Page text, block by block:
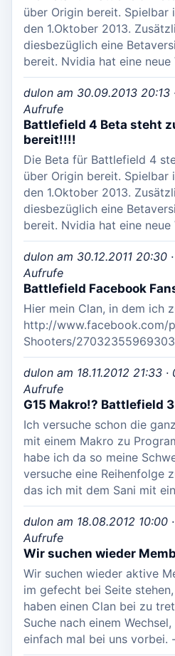
über Origin bereit. Spielbar
den 1.Oktober 2013.
diesbezüglich eine
bereit. Nvidia hat eine neue
dulon am 30.09.2013 20:13
Aufrufe
Battlefield 4 Beta steht
bereit!!!!
Die Beta für Battlefield 4
über Origin bereit. Spielbar
den 1.Oktober 2013.
diesbezüglich eine
bereit. Nvidia hat eine neue
dulon am 30.12.2011 20:30
Aufrufe
Battlefield Facebook
Hier mein Clan, in dem ich
http://www.facebook.com/
Shooters/
dulon am 18.11.2012 21:33
Aufrufe
G15 Makro!? Battlefield 3
Ich versuche schon die
mit einem Makro zu
habe ich da so meine
versuche eine Reihenfolge
das ich mit dem Sani mit
dulon am 18.08.2012 10:00
Aufrufe
Wir suchen wieder
Wir suchen wieder aktive
im gefecht bei Seite
haben einen Clan bei zu
Suche nach einem
einfach mal bei uns vorbei.